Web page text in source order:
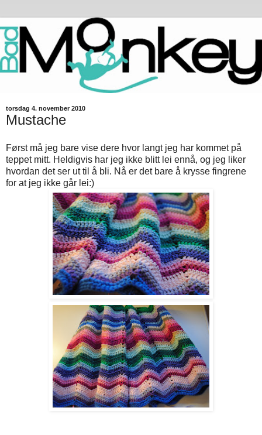
torsdag 4. november 2010
Mustache
Først må jeg bare vise dere hvor langt jeg har kommet på
teppet mitt. Heldigvis har jeg ikke blitt lei ennå, og jeg liker
hvordan det ser ut til å bli. Nå er det bare å krysse fingrene
for at jeg ikke går lei:)